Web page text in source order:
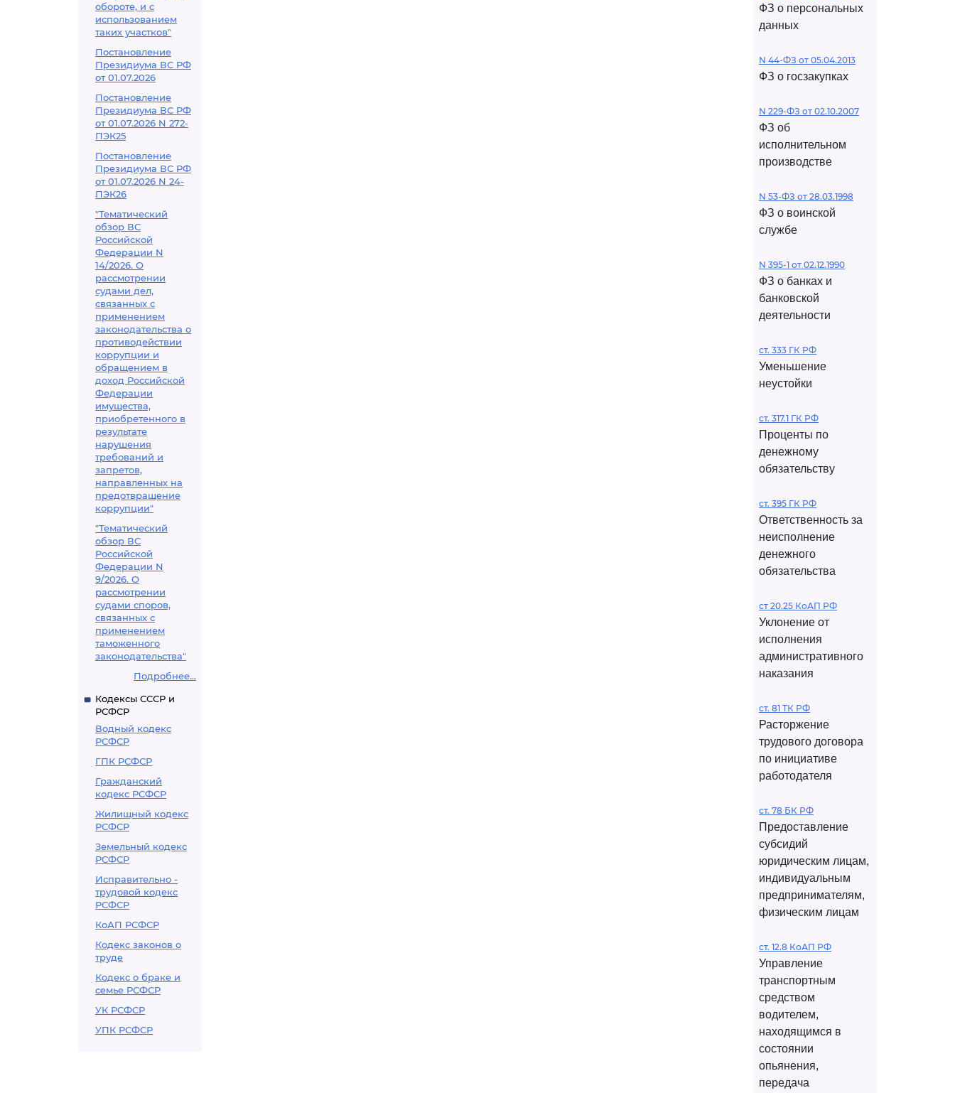
обороте, и с
использованием
таких участков"
Постановление
Президиума ВС РФ
от 01.07.2026
Постановление
Президиума ВС РФ
от 01.07.2026 N 272-
ПЭК25
Постановление
Президиума ВС РФ
от 01.07.2026 N 24-
ПЭК26
"Тематический
обзор ВС
Российской
Федерации N
14/2026. О
рассмотрении
судами дел,
связанных с
применением
законодательства о
противодействии
коррупции и
обращением в
доход Российской
Федерации
имущества,
приобретенного в
результате
нарушения
требований и
запретов,
направленных на
предотвращение
коррупции"
"Тематический
обзор ВС
Российской
Федерации N
9/2026. О
рассмотрении
судами споров,
связанных с
применением
таможенного
законодательства"
Подробнее...
Кодексы СССР и
РСФСР
Водный кодекс
РСФСР
ГПК РСФСР
Гражданский
кодекс РСФСР
Жилищный кодекс
РСФСР
Земельный кодекс
РСФСР
Исправительно -
трудовой кодекс
РСФСР
КоАП РСФСР
Кодекс законов о
труде
Кодекс о браке и
семье РСФСР
УК РСФСР
УПК РСФСР
ФЗ о персональных
данных
N 44-ФЗ от 05.04.2013
ФЗ о госзакупках
N 229-ФЗ от 02.10.2007
ФЗ об
исполнительном
производстве
N 53-ФЗ от 28.03.1998
ФЗ о воинской
службе
N 395-1 от 02.12.1990
ФЗ о банках и
банковской
деятельности
ст. 333 ГК РФ
Уменьшение
неустойки
ст. 317.1 ГК РФ
Проценты по
денежному
обязательству
ст. 395 ГК РФ
Ответственность за
неисполнение
денежного
обязательства
ст 20.25 КоАП РФ
Уклонение от
исполнения
административного
наказания
ст. 81 ТК РФ
Расторжение
трудового договора
по инициативе
работодателя
ст. 78 БК РФ
Предоставление
субсидий
юридическим лицам,
индивидуальным
предпринимателям,
физическим лицам
ст. 12.8 КоАП РФ
Управление
транспортным
средством
водителем,
находящимся в
состоянии
опьянения,
передача